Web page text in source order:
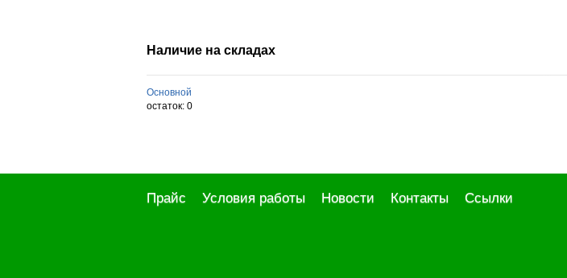
Наличие на складах
Основной
остаток: 0
Прайс Условия работы Новости Контакты Ссылки